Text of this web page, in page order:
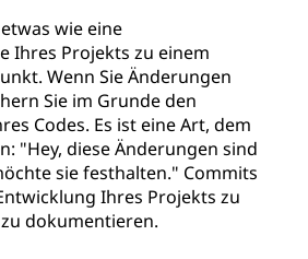
wie eine
Ihres Projekts zu einem
Wenn Sie Änderungen
Sie im Grunde den
Codes. Es ist eine Art, dem
"Hey, diese Änderungen sind
sie festhalten." Commits
Ihres Projekts zu
dokumentieren.